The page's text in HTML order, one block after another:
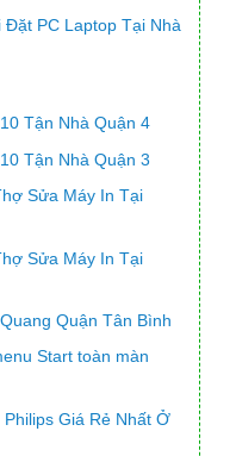
PC Laptop Tại Nhà
Tận Nhà Quận 4
Tận Nhà Quận 3
Sửa Máy In Tại
Sửa Máy In Tại
Quận Tân Bình
Start toàn màn
Giá Rẻ Nhất Ở